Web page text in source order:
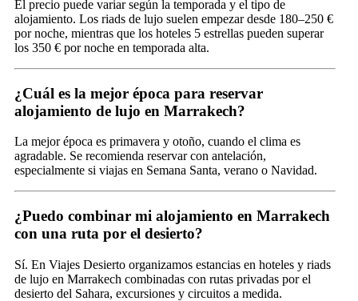
El precio puede variar según la temporada y el tipo de
alojamiento. Los riads de lujo suelen empezar desde 180–250 €
por noche, mientras que los hoteles 5 estrellas pueden superar
los 350 € por noche en temporada alta.
¿Cuál es la mejor época para reservar
alojamiento de lujo en Marrakech?
La mejor época es primavera y otoño, cuando el clima es
agradable. Se recomienda reservar con antelación,
especialmente si viajas en Semana Santa, verano o Navidad.
¿Puedo combinar mi alojamiento en Marrakech
con una ruta por el desierto?
Sí. En Viajes Desierto organizamos estancias en hoteles y riads
de lujo en Marrakech combinadas con rutas privadas por el
desierto del Sahara, excursiones y circuitos a medida.